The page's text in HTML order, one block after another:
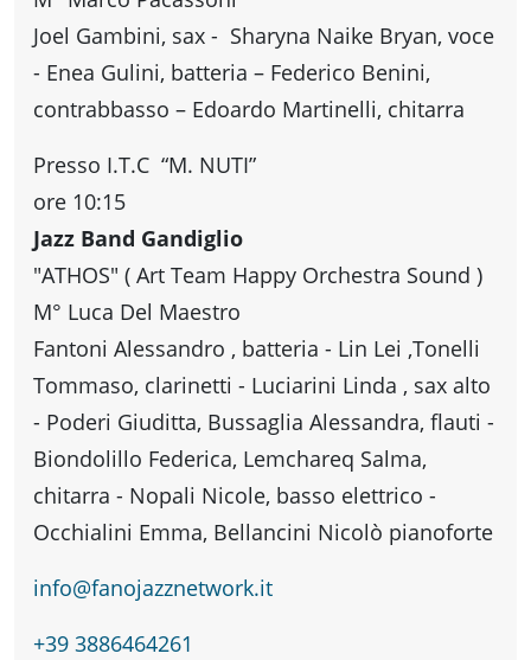
Joel Gambini, sax - Sharyna Naike Bryan, voce
- Enea Gulini, batteria – Federico Benini,
contrabbasso – Edoardo Martinelli, chitarra
Presso I.T.C “M. NUTI”
ore 10:15
Jazz Band Gandiglio
"ATHOS" ( Art Team Happy Orchestra Sound )
M° Luca Del Maestro
Fantoni Alessandro , batteria - Lin Lei ,Tonelli
Tommaso, clarinetti - Luciarini Linda , sax alto
- Poderi Giuditta, Bussaglia Alessandra, flauti -
Biondolillo Federica, Lemchareq Salma,
chitarra - Nopali Nicole, basso elettrico -
Occhialini Emma, Bellancini Nicolò pianoforte
info@fanojazznetwork.it
+39 3886464261